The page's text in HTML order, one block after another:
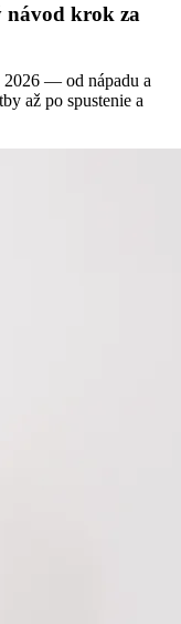
krok za
— od nápadu a
až po spustenie a